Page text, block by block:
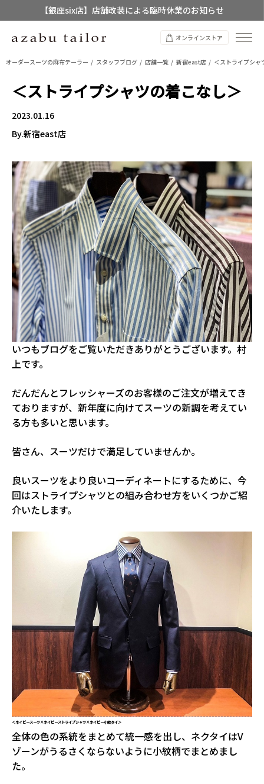
【銀座six店】店舗改装による臨時休業のお知らせ
【店舗限定】レディースオーダースーツ
オンラインストア
オーダースーツの麻布テーラー スタッフブログ 店舗一覧 新宿east店 ＜ストライプシャ
＜ストライプシャツの着こなし＞
2023.01.16
By.新宿east店
いつもブログをご覧いただきありがとうございます。村
上です。
だんだんとフレッシャーズのお客様のご注文が増えてき
ておりますが、新年度に向けてスーツの新調を考えてい
る方も多いと思います。
皆さん、スーツだけで満足していませんか。
良いスーツをより良いコーディネートにするために、今
回はストライプシャツとの組み合わせ方をいくつかご紹
介いたします。
＜ネイビースーツ×ネイビーストライプシャツ×ネイビー小紋タイ＞
全体の色の系統をまとめて統一感を出し、ネクタイはV
ゾーンがうるさくならないように小紋柄でまとめまし
た。